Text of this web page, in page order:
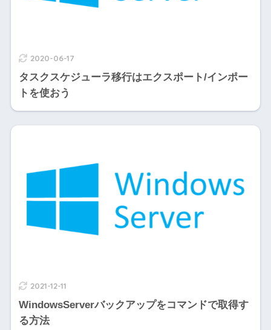
2020-06-17
タスクスケジューラ移行はエクスポート/インポー
トを使おう
2021-12-11
WindowsServerバックアップをコマンドで取得す
る方法